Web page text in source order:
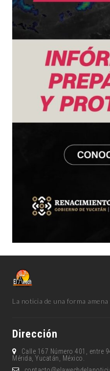
La noticia de una forma
Dirección
Calle 167 Número 401, entre
Mérida, Yucatán, México.